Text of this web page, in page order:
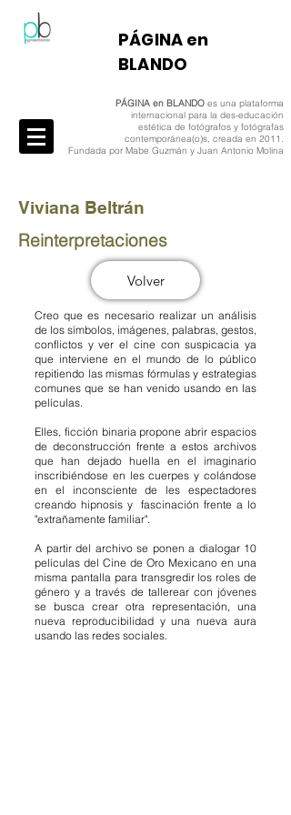
​PÁGINA en
BLANDO
PÁGINA en BLANDO es una plataforma
internacional para la des-educación
estética de fotógrafos y fotógrafas
contemporánea(o)s, creada en 2011.
Fundada por Mabe Guzmán y Juan Antonio Molina
Viviana Beltrán
Reinterpretaciones
Volver
Creo que es necesario realizar un análisis
de los símbolos, imágenes, palabras, gestos,
conflictos y ver el cine con suspicacia ya
que interviene en el mundo de lo público
repitiendo las mismas fórmulas y estrategias
comunes que se han venido usando en las
películas.
Elles, ficción binaria propone abrir espacios
de deconstrucción frente a estos archivos
que han dejado huella en el imaginario
inscribiéndose en les cuerpes y colándose
en el inconsciente de les espectadores
creando hipnosis y fascinación frente a lo
"extrañamente familiar".
A partir del archivo se ponen a dialogar 10
películas del Cine de Oro Mexicano en una
misma pantalla para transgredir los roles de
género y a través de tallerear con jóvenes
se busca crear otra representación, una
nueva reproducibilidad y una nueva aura
usando las redes sociales.